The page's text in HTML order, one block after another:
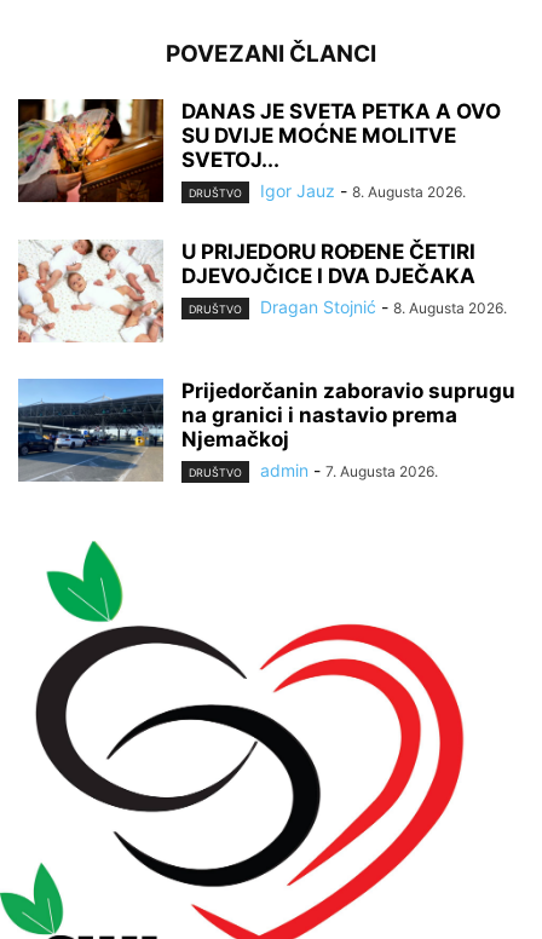
POVEZANI ČLANCI
DANAS JE SVETA PETKA A OVO
SU DVIJE MOĆNE MOLITVE
SVETOJ...
DRUŠTVO Igor Jauz - 8. Augusta 2026.
U PRIJEDORU ROĐENE ČETIRI
DJEVOJČICE I DVA DJEČAKA
DRUŠTVO Dragan Stojnić - 8. Augusta 2026.
Prijedorčanin zaboravio suprugu
na granici i nastavio prema
Njemačkoj
DRUŠTVO admin - 7. Augusta 2026.